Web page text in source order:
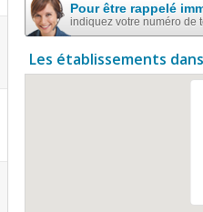
Pour être rappelé
indiquez votre numéro de
Les établissements